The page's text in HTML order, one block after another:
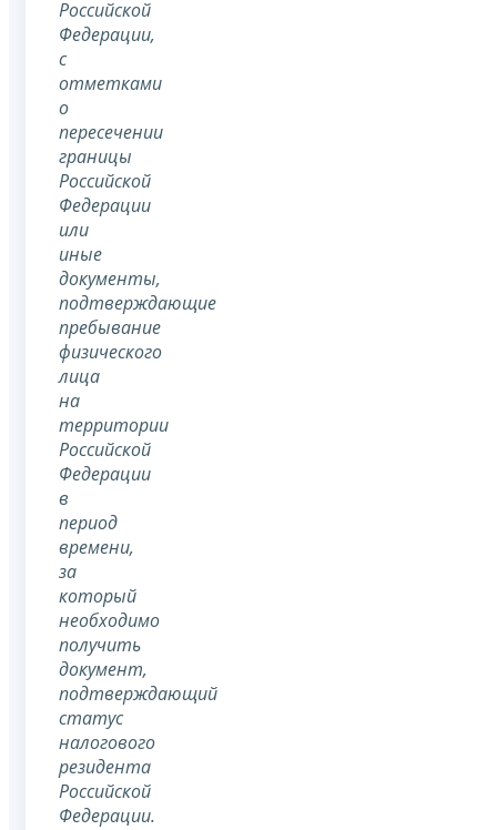
Российской
Федерации,
с
отметками
о
пересечении
границы
Российской
Федерации
или
иные
документы,
подтверждающие
пребывание
физического
лица
на
территории
Российской
Федерации
в
период
времени,
за
который
необходимо
получить
документ,
подтверждающий
статус
налогового
резидента
Российской
Федерации.